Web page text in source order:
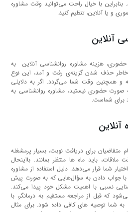
بنابراین با خیال راحت می‌توانید وقت مشاوره
و یا آنلاین، تنظیم کنید.
آنلاین
هزینه مشاوره روانشناسی آنلاین به
خاطر حذف شدن گزینه‌ی رفت و آمد، این نوع
و همچنین وقت شما می‌گردد. اگر به دلایلی
حضوری نیستید، مشاوره روانشناسی به
برای شماست.
آنلاین
متقاضیان برای دریافت نوبت، بسیار پرمشغله
باید ماه ها منتظر بمانند. بااینحال
شما قرار می‌دهد. دلیل استفاده از مشاوره
با جواب دادن به سؤال‌هایی که به صورت پیش
نسبی با اهمیت مشکل خود پیدا می‌کند.
که قبل از مراجعه مستقیم به درمانگر، با
شما توصیه های کافی داده شود. برای مثال